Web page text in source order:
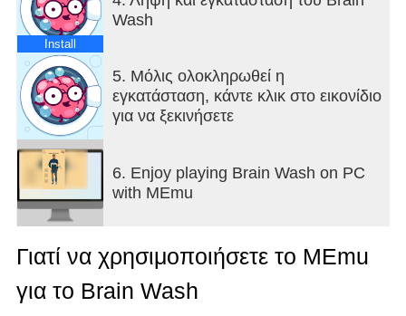
Install
Wash
5. Μόλις ολοκληρωθεί η
εγκατάσταση, κάντε κλικ στο εικονίδιο
για να ξεκινήσετε
6. Enjoy playing Brain Wash on PC
with MEmu
Γιατί να χρησιμοποιήσετε το MEmu
για το Brain Wash